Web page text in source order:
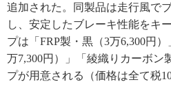
追加された。同製品は走行風で
し、安定したブレーキ性能をキ
プは「FRP製・黒（3万6,300円
万7,300円）」「綾織りカーボン
プが用意される（価格は全て税